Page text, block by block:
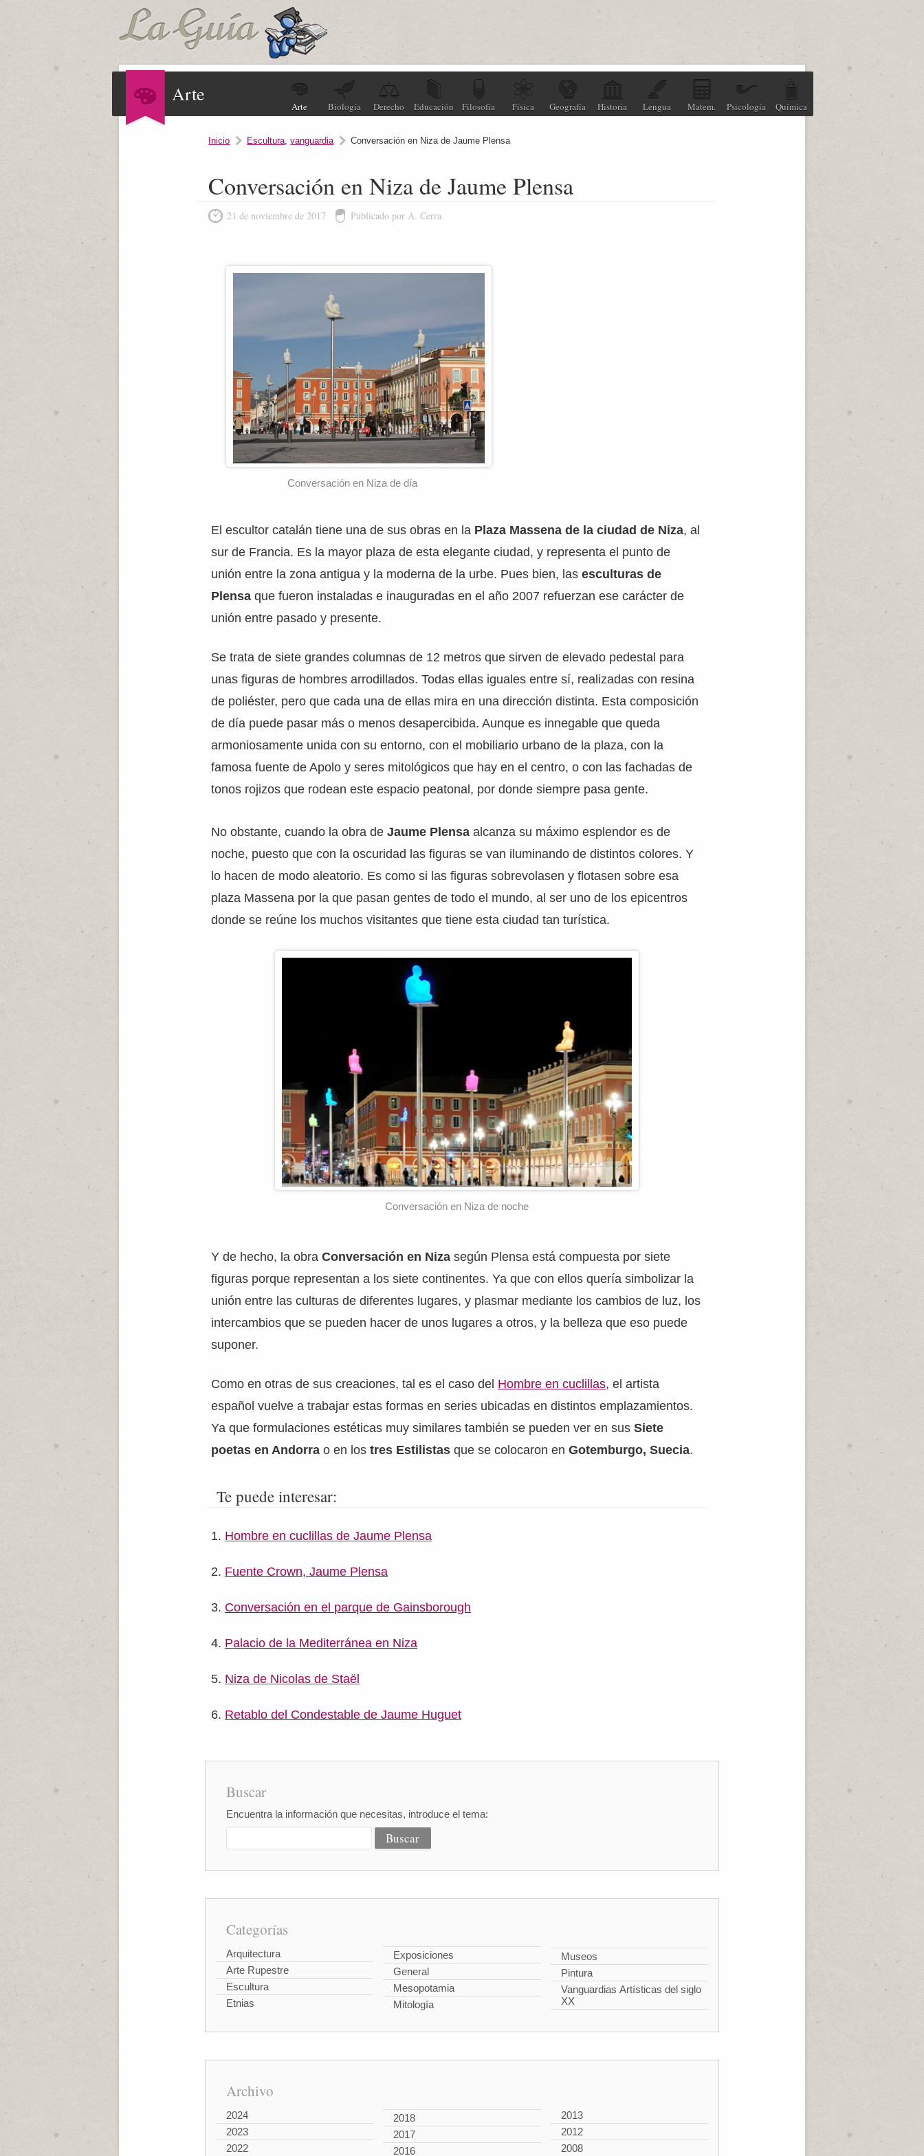
Arte
Arte Biología Derecho Educación Filosofía Física Geografía Historia Lengua Matem. Psicología Química
Inicio Escultura,vanguardia Conversación en Niza de Jaume Plensa
Conversación en Niza de Jaume Plensa
21 de noviembre de 2017 Publicado por A. Cerra
Conversación en Niza de día
El escultor catalán tiene una de sus obras en la Plaza Massena de la ciudad de Niza, al
sur de Francia. Es la mayor plaza de esta elegante ciudad, y representa el punto de
unión entre la zona antigua y la moderna de la urbe. Pues bien, lasesculturas de
Plensa que fueron instaladas e inauguradas en el año 2007 refuerzan ese carácter de
unión entre pasado y presente.
Se trata de siete grandes columnas de 12 metros que sirven de elevado pedestal para
unas figuras de hombres arrodillados. Todas ellas iguales entre sí, realizadas con resina
de poliéster, pero que cada una de ellas mira en una dirección distinta. Esta composición
de día puede pasar más o menos desapercibida. Aunque es innegable que queda
armoniosamente unida con su entorno, con el mobiliario urbano de la plaza, con la
famosa fuente de Apolo y seres mitológicos que hay en el centro, o con las fachadas de
tonos rojizos que rodean este espacio peatonal, por donde siempre pasa gente.
No obstante, cuando la obra deJaume Plensa alcanza su máximo esplendor es de
noche, puesto que con la oscuridad las figuras se van iluminando de distintos colores. Y
lo hacen de modo aleatorio. Es como si las figuras sobrevolasen y flotasen sobre esa
plaza Massena por la que pasan gentes de todo el mundo, al ser uno de los epicentros
donde se reúne los muchos visitantes que tiene esta ciudad tan turística.
Conversación en Niza de noche
Y de hecho, la obraConversación en Niza según Plensa está compuesta por siete
figuras porque representan a los siete continentes. Ya que con ellos quería simbolizar la
unión entre las culturas de diferentes lugares, y plasmar mediante los cambios de luz, los
intercambios que se pueden hacer de unos lugares a otros, y la belleza que eso puede
suponer.
Como en otras de sus creaciones, tal es el caso del Hombre en cuclillas, el artista
español vuelve a trabajar estas formas en series ubicadas en distintos emplazamientos.
Ya que formulaciones estéticas muy similares también se pueden ver en susSiete
poetas en Andorra o en lostres Estilistas que se colocaron en Gotemburgo, Suecia.
Te puede interesar:
Hombre en cuclillas de Jaume Plensa
Fuente Crown, Jaume Plensa
Conversación en el parque de Gainsborough
Palacio de la Mediterránea en Niza
Niza de Nicolas de Staël
Retablo del Condestable de Jaume Huguet
Buscar
Encuentra la información que necesitas, introduce el tema:
Categorías
Arquitectura
Arte Rupestre
Escultura
Etnias
Exposiciones
General
Mesopotamia
Mitología
Museos
Pintura
Vanguardias Artísticas del siglo
XX
Archivo
2024
2023
2022
2018
2017
2016
2013
2012
2008